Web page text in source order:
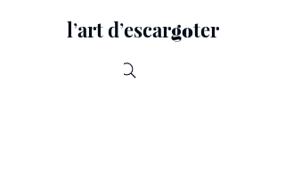
lʼart dʼescargoter